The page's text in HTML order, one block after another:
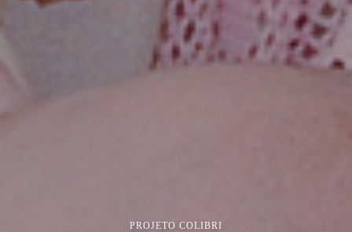
PROJETO COLIBRI